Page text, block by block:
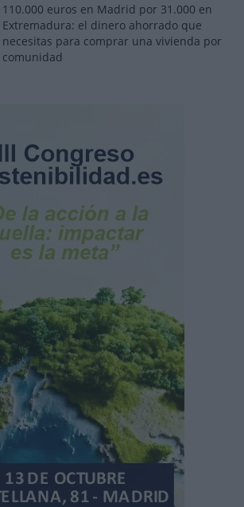
110.000 euros en Madrid por 31.000 en
Extremadura: el dinero ahorrado que
necesitas para comprar una vivienda por
comunidad